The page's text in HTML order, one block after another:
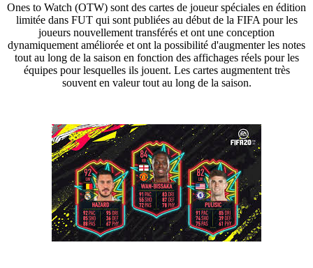
Ones to Watch (OTW) sont des cartes de joueur spéciales en édition
limitée dans FUT qui sont publiées au début de la FIFA pour les
joueurs nouvellement transférés et ont une conception
dynamiquement améliorée et ont la possibilité d'augmenter les notes
tout au long de la saison en fonction des affichages réels pour les
équipes pour lesquelles ils jouent. Les cartes augmentent très
souvent en valeur tout au long de la saison.